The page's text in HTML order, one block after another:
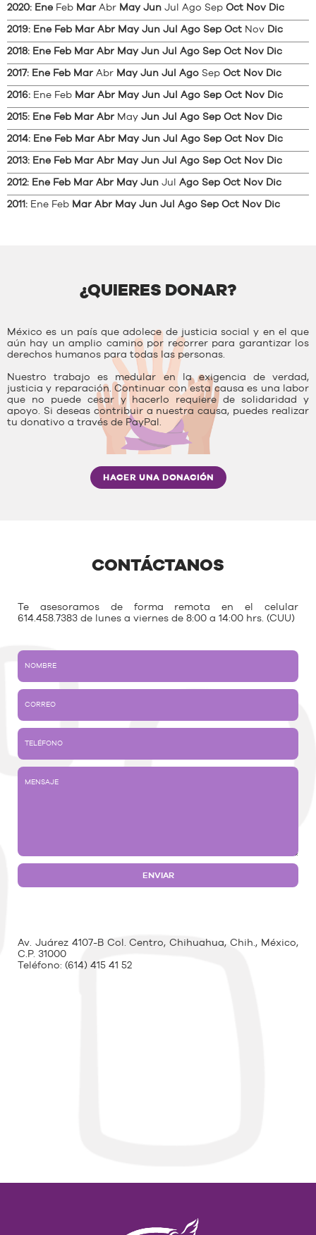
2020: Ene Feb Mar Abr May Jun Jul Ago Sep Oct Nov Dic
2019: Ene Feb Mar Abr May Jun Jul Ago Sep Oct Nov Dic
2018: Ene Feb Mar Abr May Jun Jul Ago Sep Oct Nov Dic
2017: Ene Feb Mar Abr May Jun Jul Ago Sep Oct Nov Dic
2016: Ene Feb Mar Abr May Jun Jul Ago Sep Oct Nov Dic
2015: Ene Feb Mar Abr May Jun Jul Ago Sep Oct Nov Dic
2014: Ene Feb Mar Abr May Jun Jul Ago Sep Oct Nov Dic
2013: Ene Feb Mar Abr May Jun Jul Ago Sep Oct Nov Dic
2012: Ene Feb Mar Abr May Jun Jul Ago Sep Oct Nov Dic
2011: Ene Feb Mar Abr May Jun Jul Ago Sep Oct Nov Dic
¿QUIERES DONAR?
México es un país que adolece de justicia social y en el que
aún hay un amplio camino por recorrer para garantizar los
derechos humanos para todas las personas.
Nuestro trabajo es medular en la exigencia de verdad,
justicia y reparación. Continuar con esta causa es una labor
que no puede cesar y hacerlo requiere de solidaridad y
apoyo. Si deseas contribuir a nuestra causa, puedes realizar
tu donativo a través de PayPal.
HACER UNA DONACIÓN
CONTÁCTANOS
Te asesoramos de forma remota en el celular
614.458.7383 de lunes a viernes de 8:00 a 14:00 hrs. (CUU)
Av. Juárez 4107-B Col. Centro, Chihuahua, Chih., México,
C.P. 31000
Teléfono: (614) 415 41 52